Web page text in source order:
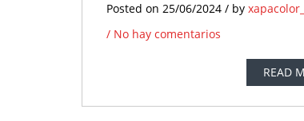
Posted on 25/06/2024 / by
/ No hay comentarios
READ